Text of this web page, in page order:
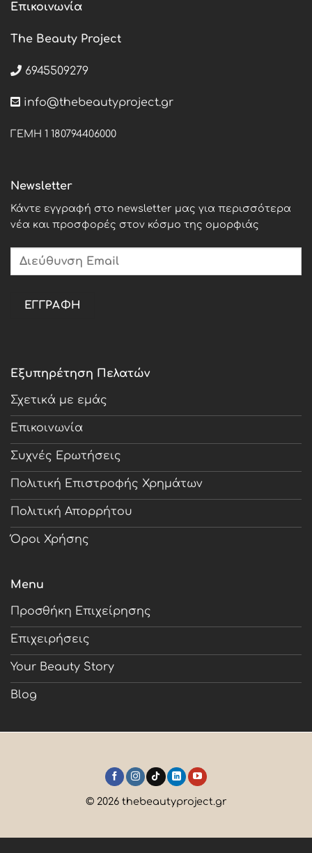
Επικοινωνία
The Beauty Project
6945509279
info@thebeautyproject.gr
ΓΕΜΗ 1 180794406000
Εξυπηρέτηση Πελατών
Σχετικά με εμάς
Επικοινωνία
Συχνές Ερωτήσεις
Πολιτική Επιστροφής Χρημάτων
Πολιτική Απορρήτου
Όροι Χρήσης
Menu
Προσθήκη Επιχείρησης
Επιχειρήσεις
Your Beauty Story
Blog
Newsletter
Κάντε εγγραφή στο newsletter μας για περισσότερα
νέα και προσφορές στον κόσμο της ομορφιάς
© 2026 thebeautyproject.gr